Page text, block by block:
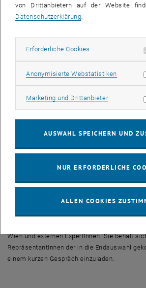
Einreichung:
Themen behandelt:
Begründung für den Einsatz der
Personaleinsatz (Eigenleistung + Prämie)
Technisches Konzept: Grundtechnologie
<link https: tuwel.tuwien.ac.at
Jury:
Wien und externen ExpertInnen. Sie behält
RepräsentantInnen der in die Endauswahl
einem kurzen Gespräch einzuladen.
von Drittanbietern auf der Website
Datenschutzerklärung
Erforderliche Cookies Erforderliche
Anonymisierte WebstatistikenStatistik
Marketing und DrittanbieterMarketing
AUSWAHL SPEICHERN UND
NUR ERFORDERLICHE
ALLEN COOKIES